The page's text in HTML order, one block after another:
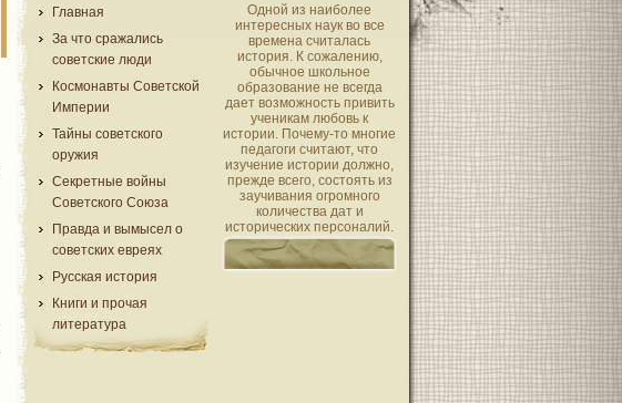
Главная
За что сражались
советские люди
Космонавты Советской
Империи
Тайны советского
оружия
Секретные войны
Советского Союза
Правда и вымысел о
советских евреях
Русская история
Книги и прочая
литература
Одной из наиболее
интересных наук во все
времена считалась
история. К сожалению,
обычное школьное
образование не всегда
дает возможность привить
ученикам любовь к
истории. Почему-то многие
педагоги считают, что
изучение истории должно,
прежде всего, состоять из
заучивания огромного
количества дат и
исторических персоналий.